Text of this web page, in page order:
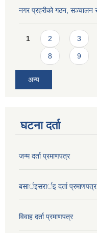
नगर प्रहरीको गठन, सञ्चालन
Pages
1 2 3
8 9
अन्य
घटना दर्ता
जन्म दर्ता प्रमाणपत्र
बसार्इसरार्इ दर्ता प्रमाणपत्र
विवाह दर्ता प्रमाणपत्र